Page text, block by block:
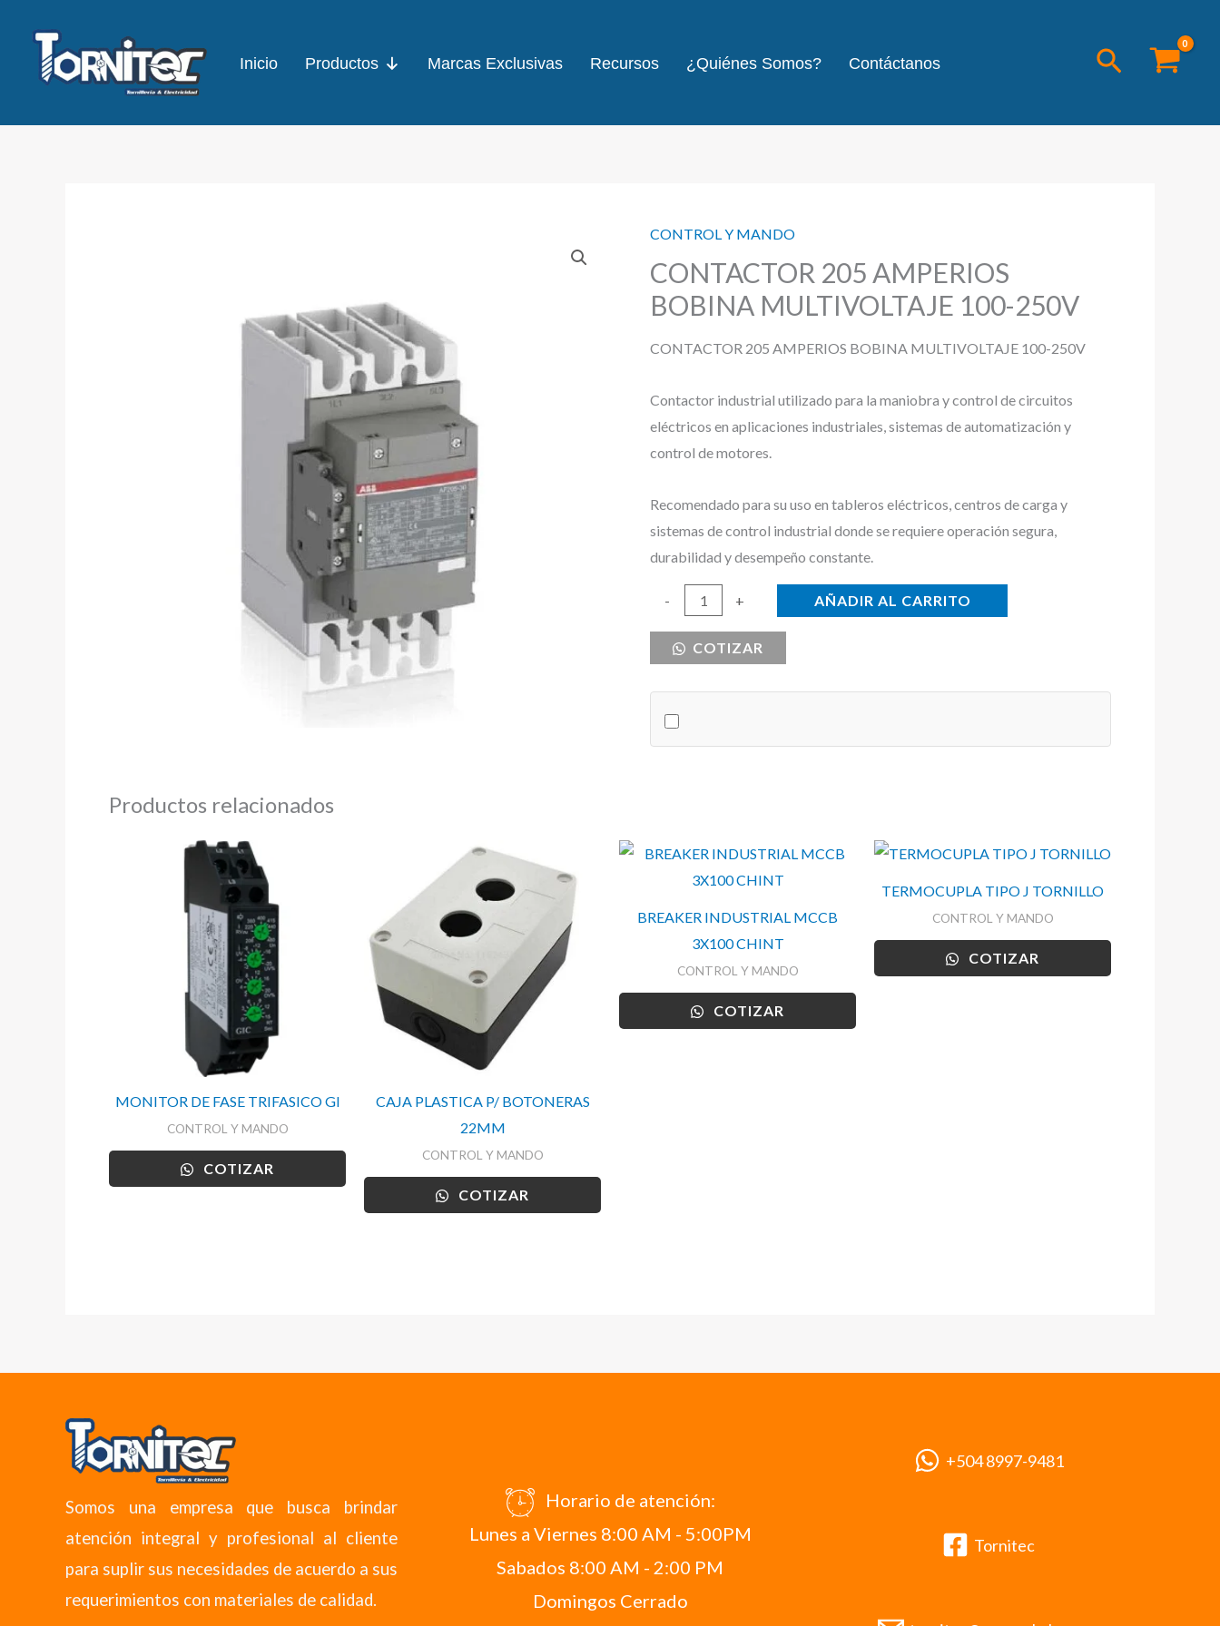
contenido
Inicio Productos Marcas Exclusivas Recursos ¿Quiénes Somos? Contáctanos Buscar
CONTROL Y MANDO
CONTACTOR 205 AMPERIOS
BOBINA MULTIVOLTAJE 100-250V
CONTACTOR 205 AMPERIOS BOBINA MULTIVOLTAJE 100-250V
Contactor industrial utilizado para la maniobra y control de circuitos
eléctricos en aplicaciones industriales, sistemas de automatización y
control de motores.
Recomendado para su uso en tableros eléctricos, centros de carga y
sistemas de control industrial donde se requiere operación segura,
durabilidad y desempeño constante.
-
CONTACTOR
AMPERIOS
100-
+ AÑADIR AL CARRITO
COTIZAR
Productos relacionados
MONITOR DE FASE TRIFASICO GI
CONTROL Y MANDO
COTIZAR
CAJA PLASTICA P/ BOTONERAS
22MM
CONTROL Y MANDO
COTIZAR
BREAKER INDUSTRIAL MCCB
3X100 CHINT
CONTROL Y MANDO
COTIZAR
TERMOCUPLA TIPO J TORNILLO
CONTROL Y MANDO
COTIZAR
Somos una empresa que busca brindar
atención integral y profesional al cliente
para suplir sus necesidades de acuerdo a sus
requerimientos con materiales de calidad.
Horario de atención:
Lunes a Viernes 8:00 AM - 5:00PM
Sabados 8:00 AM - 2:00 PM
Domingos Cerrado
+504 8997-9481
Tornitec